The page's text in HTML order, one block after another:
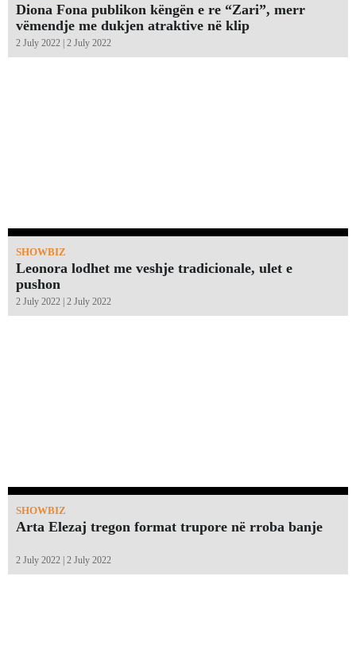
Diona Fona publikon këngën e re “Zari”, merr
vëmendje me dukjen atraktive në klip
2 July 2022 | 2 July 2022
SHOWBIZ
Leonora lodhet me veshje tradicionale, ulet e
pushon
2 July 2022 | 2 July 2022
SHOWBIZ
Arta Elezaj tregon format trupore në rroba banje
2 July 2022 | 2 July 2022